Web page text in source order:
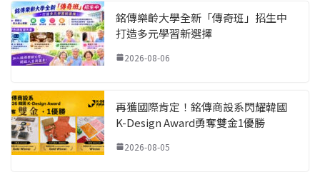
銘傳樂齡大學全新「傳奇班」招生中
打造多元學習新選擇
2026-08-06
再獲國際肯定！銘傳商設系閃耀韓國
K-Design Award勇奪雙金1優勝
2026-08-05